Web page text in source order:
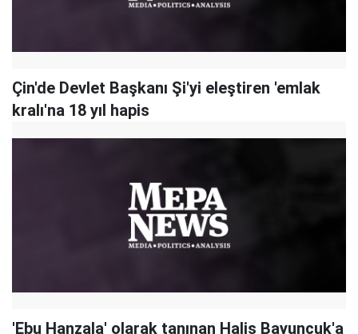
Çin'de Devlet Başkanı Şi'yi eleştiren 'emlak
kralı'na 18 yıl hapis
'Ebu Hanzala' olarak tanınan Halis Bayuncuk'a